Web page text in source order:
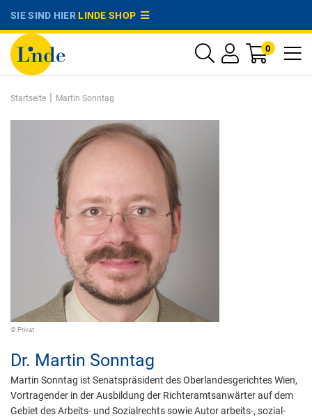
SIE SIND HIERLINDE SHOP
0
Startseite | Martin Sonntag
© Privat
Dr. Martin Sonntag
Martin Sonntag ist Senatspräsident des Oberlandesgerichtes Wien,
Vortragender in der Ausbildung der Richteramtsanwärter auf dem
Gebiet des Arbeits- und Sozialrechts sowie Autor arbeits-, sozial-